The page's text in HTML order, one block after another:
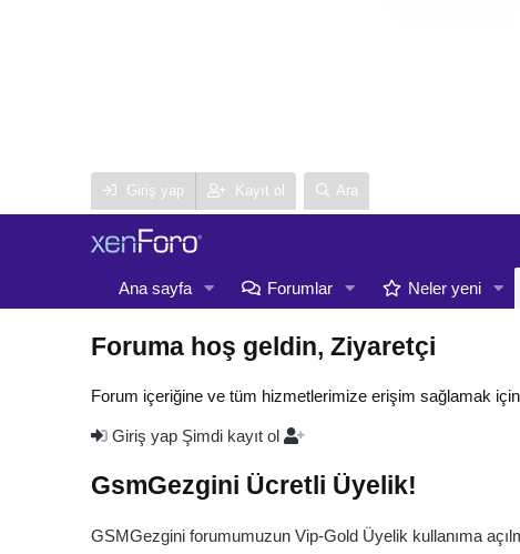
Giriş yap Kayıt ol Ara
Ana sayfa Forumlar Neler yeni
Foruma hoş geldin, Ziyaretçi
Forum içeriğine ve tüm hizmetlerimize erişim sağlamak
Giriş yap Şimdi kayıt ol
GsmGezgini Ücretli Üyelik!
GSMGezgini forumumuzun Vip-Gold Üyelik kullanıma